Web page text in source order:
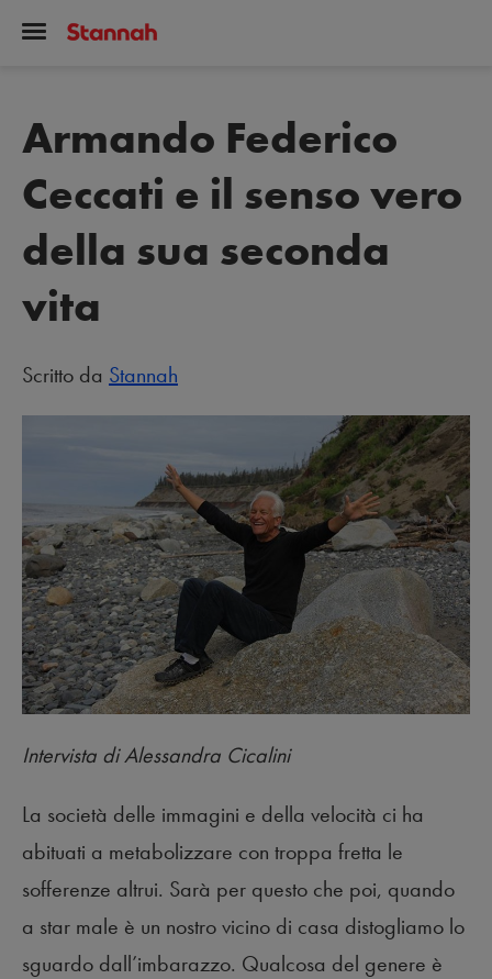
Armando Federico
Ceccati e il senso vero
della sua seconda
vita
Scritto da Stannah
Intervista di Alessandra Cicalini
La società delle immagini e della velocità ci ha
abituati a metabolizzare con troppa fretta le
sofferenze altrui. Sarà per questo che poi, quando
a star male è un nostro vicino di casa distogliamo lo
sguardo dall’imbarazzo. Qualcosa del genere è